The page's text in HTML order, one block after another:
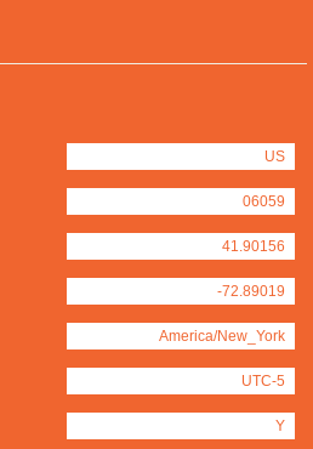
US
06059
41.90156
-72.89019
America/New_York
UTC-5
Y